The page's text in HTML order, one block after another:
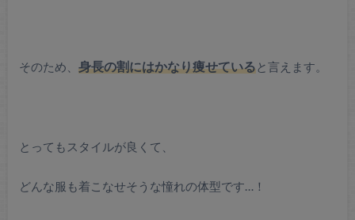
そのため、 身長の割にはかなり痩せていると言えます。
とってもスタイルが良くて、
どんな服も着こなせそうな憧れの体型です…！